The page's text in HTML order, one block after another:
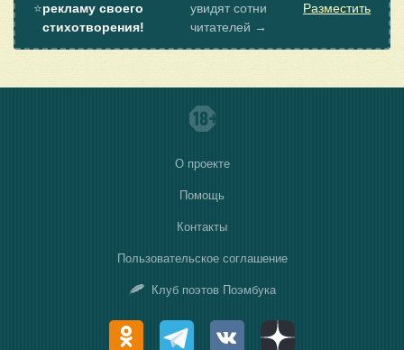
⭐рекламу своего
стихотворения!
увидят сотни
читателей →
Разместить
О проекте
Помощь
Контакты
Пользовательское соглашение
Клуб поэтов Поэмбука